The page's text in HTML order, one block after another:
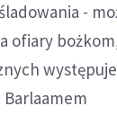
-
ofiary
Barlaamem